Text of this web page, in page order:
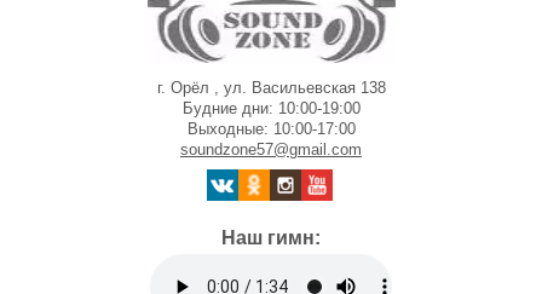
г. Орёл , ул. Васильевская 138
Будние дни: 10:00-19:00
Выходные: 10:00-17:00
soundzone57@gmail.com
Наш гимн: